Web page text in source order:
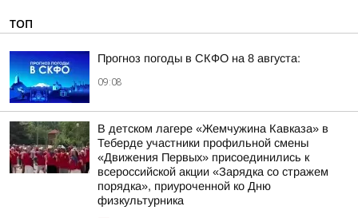
ТОП
Прогноз погоды в СКФО на 8 августа:
09:08
В детском лагере «Жемчужина Кавказа» в
Теберде участники профильной смены
«Движения Первых» присоединились к
всероссийской акции «Зарядка со стражем
порядка», приуроченной ко Дню
физкультурника